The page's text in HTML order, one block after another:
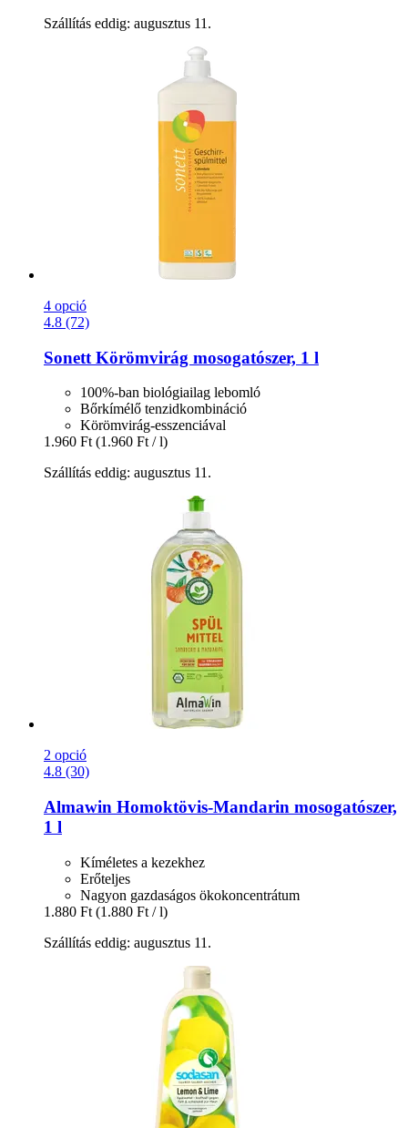
Szállítás eddig: augusztus 11.
4 opció
4.8 (72)
Sonett Körömvirág mosogatószer, 1 l
100%-ban biológiailag lebomló
Bőrkímélő tenzidkombináció
Körömvirág-esszenciával
1.960 Ft (1.960 Ft / l)
Szállítás eddig: augusztus 11.
2 opció
4.8 (30)
Almawin Homoktövis-​Mandarin mosogatószer,
1 l
Kíméletes a kezekhez
Erőteljes
Nagyon gazdaságos ökokoncentrátum
1.880 Ft (1.880 Ft / l)
Szállítás eddig: augusztus 11.